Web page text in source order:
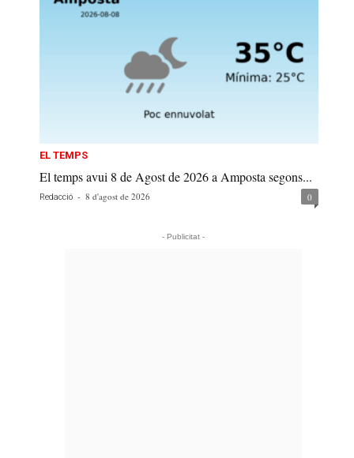
EL TEMPS
El temps avui 8 de Agost de 2026 a Amposta segons...
Redacció - 8 d'agost de 2026 0
- Publicitat -